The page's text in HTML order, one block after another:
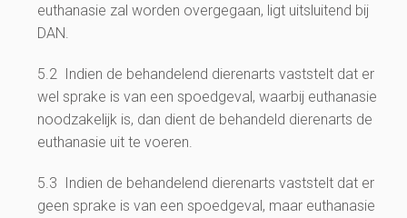
euthanasie zal worden overgegaan, ligt uitsluitend bij
DAN.
5.2 Indien de behandelend dierenarts vaststelt dat er
wel sprake is van een spoedgeval, waarbij euthanasie
noodzakelijk is, dan dient de behandeld dierenarts de
euthanasie uit te voeren.
5.3 Indien de behandelend dierenarts vaststelt dat er
geen sprake is van een spoedgeval, maar euthanasie